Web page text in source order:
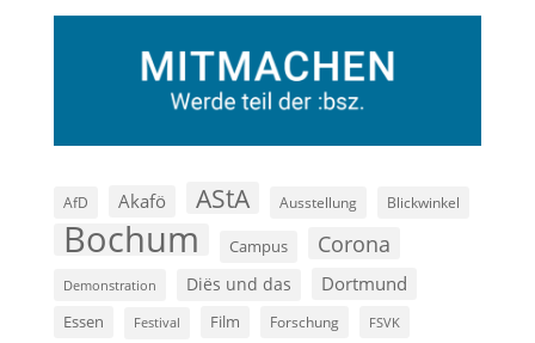
AfD Akafö AStA Ausstellung Blickwinkel
Bochum Campus Corona
Demonstration Diës und das Dortmund
Essen Festival Film Forschung FSVK